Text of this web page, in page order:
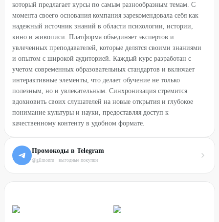
который предлагает курсы по самым разнообразным темам. С
момента своего основания компания зарекомендовала себя как
надежный источник знаний в области психологии, истории,
кино и живописи. Платформа объединяет экспертов и
увлеченных преподавателей, которые делятся своими знаниями
и опытом с широкой аудиторией. Каждый курс разработан с
учетом современных образовательных стандартов и включает
интерактивные элементы, что делает обучение не только
полезным, но и увлекательным. Синхронизация стремится
вдохновить своих слушателей на новые открытия и глубокое
понимание культуры и науки, предоставляя доступ к
качественному контенту в удобном формате.
Промокоды в Telegram
@gilmonru · выгодные покупки